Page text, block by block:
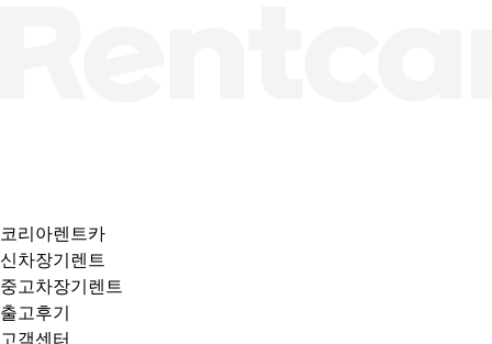
코리아렌트카
신차장기렌트
중고차장기렌트
출고후기
고객센터